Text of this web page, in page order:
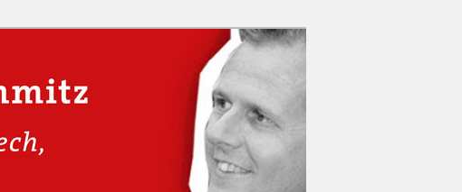
&
Live-